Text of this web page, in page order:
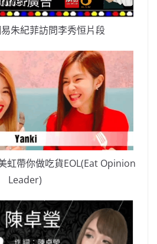
朱紀菲訪問李秀恒片段
虹帶你做吃貨EOL(Eat Opinion
Leader)